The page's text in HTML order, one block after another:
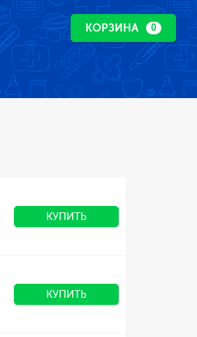
КОРЗИНА 0
КУПИТЬ
КУПИТЬ